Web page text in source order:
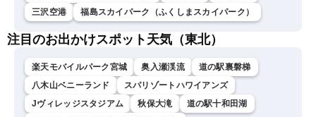
三沢空港
福島スカイパーク（ふくしまスカイパーク）
注目のお出かけスポット天気（東北）
楽天モバイルパーク宮城 奥入瀬渓流
道の駅裏磐梯
八木山ベニーランド
スパリゾートハワイアンズ
Jヴィレッジスタジアム
秋保大滝
道の駅十和田湖